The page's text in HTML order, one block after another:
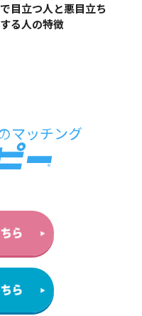
で目立つ人と悪目立ち
する人の特徴